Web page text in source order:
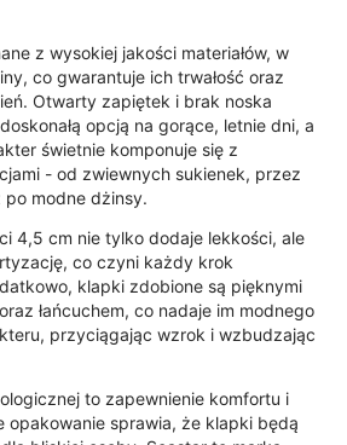
z wysokiej jakości materiałów, w
co gwarantuje ich trwałość oraz
Otwarty zapiętek i brak noska
opcją na gorące, letnie dni, a
świetnie komponuje się z
- od zwiewnych sukienek, przez
modne dżinsy.
4,5 cm nie tylko dodaje lekkości, ale
co czyni każdy krok
klapki zdobione są pięknymi
łańcuchem, co nadaje im modnego
przyciągając wzrok i wzbudzając
to zapewnienie komfortu i
opakowanie sprawia, że klapki będą